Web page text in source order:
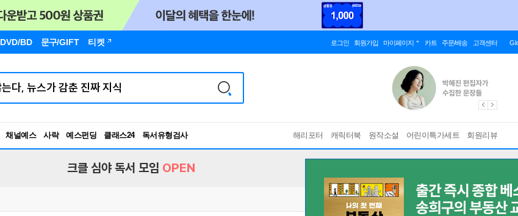
DVD/BD 문구/GIFT 티켓 로그인 회원가입 마이페이지 카트 주문/배송 고객센터
채널예스 사락 예스펀딩 클래스24 독서유형검사
RBTI Lab
해리포터 캐릭터북 원작소설 어린이특가세트 회원리뷰
크클 심야 독서 모임 OPEN